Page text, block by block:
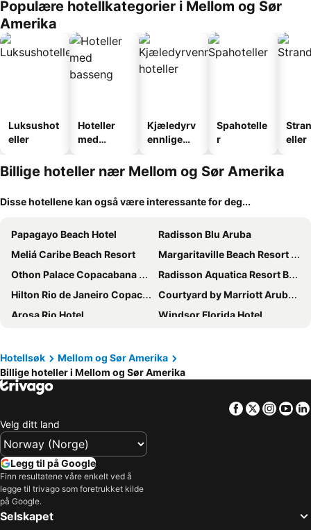
Populære hotellkategorier i Mellom og Sør
Amerika
Luksushot
eller
Hoteller
med
Kjæledyrv
ennlige
Spahotelle
r
eller
Billige hoteller nær Mellom og Sør Amerika
Disse hotellene kan også være interessante for deg...
Papagayo Beach Hotel
Radisson Blu Aruba
Meliá Caribe Beach Resort
Margaritaville Beach Resort Nassau
Othon Palace Copacabana Rio
Radisson Aquatica Resort Barbados
Hilton Rio de Janeiro Copacabana
Courtyard by Marriott Aruba Resort
Arosa Rio Hotel
Windsor Florida Hotel
Prodigy Santos Dumont by Wish
Hotel Atlântico Prime
Copacabana Palace, A Belmond Hotel, Rio de Janeiro
Hilton Curacao
Courtyard by Marriott Nassau Downtown/Junkanoo Beach
Sheraton Grand Rio Hotel & Resort
Savannah Beach Club Hotel
Bougainvillea Barbados
Hotel Atlântico Copacabana
Sapphire Beach Club Resort
Hotellsøk
Mellom og Sør Amerika
Billige hoteller i Mellom og Sør Amerika
Facebook
Twitter
Velg ditt land
Legg til på Google
Finn resultatene våre enkelt ved å
legge til trivago som foretrukket kilde
på Google.
Selskapet